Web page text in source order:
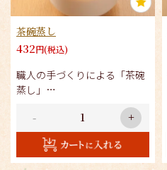
茶碗蒸し
432円(税込)
職人の手づくりによる「茶碗
蒸し」
もうひと品にいかがですか。
- +